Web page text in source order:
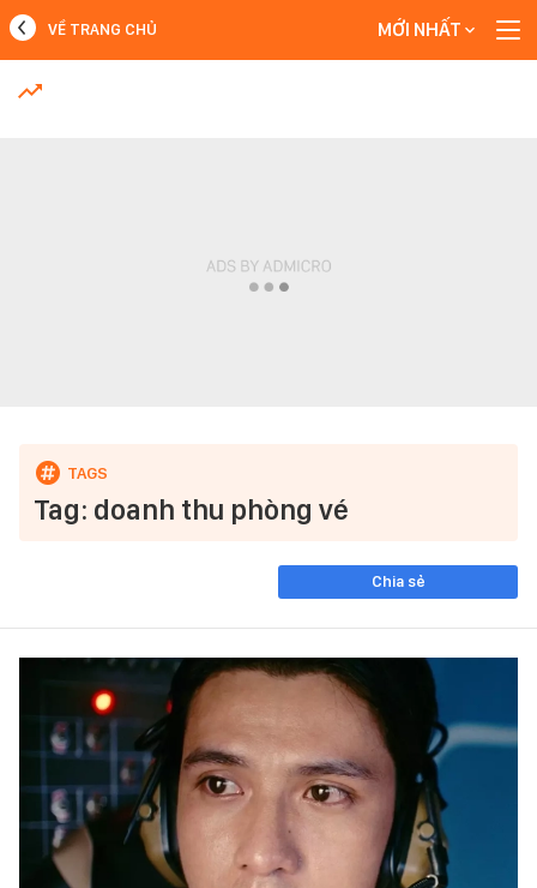
MỚI NHẤT
VỀ TRANG CHỦ MỚI NHẤT
Tag: doanh thu phòng vé
Chia sẻ